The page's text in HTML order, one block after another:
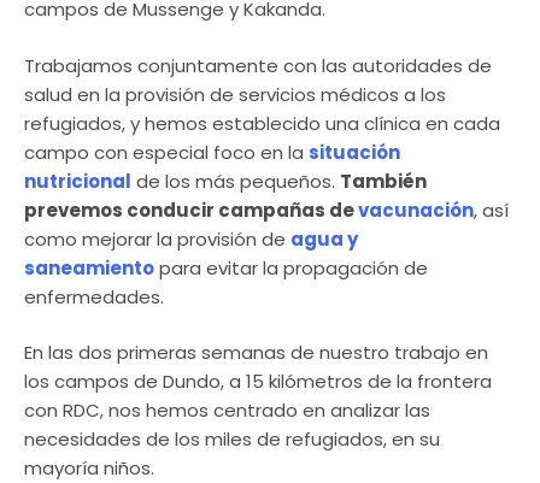
campos de Mussenge y Kakanda.
Trabajamos conjuntamente con las autoridades de
salud en la provisión de servicios médicos a los
refugiados, y hemos establecido una clínica en cada
campo con especial foco en la situación
nutricional de los más pequeños. También
prevemos conducir campañas devacunación, así
como mejorar la provisión de agua y
saneamientopara evitar la propagación de
enfermedades.
En las dos primeras semanas de nuestro trabajo en
los campos de Dundo, a 15 kilómetros de la frontera
con RDC, nos hemos centrado en analizar las
necesidades de los miles de refugiados, en su
mayoría niños.